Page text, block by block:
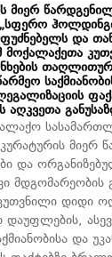
მიერ
და
აღკვეთა
მიერ
და
მდგომარეობის
დიდი
და